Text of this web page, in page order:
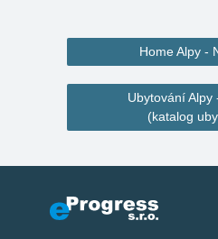
Home Alpy -
Ubytování Alpy
(katalog